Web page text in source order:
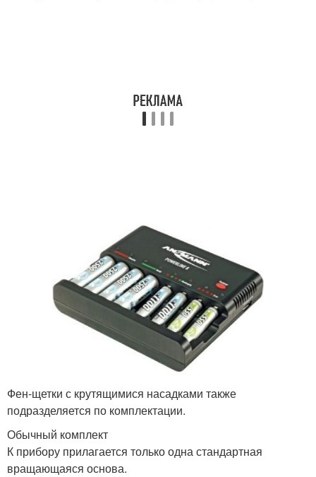
Фен-щетки с крутящимися насадками также
подразделяется по комплектации.
Обычный комплект
К прибору прилагается только одна стандартная
вращающаяся основа.